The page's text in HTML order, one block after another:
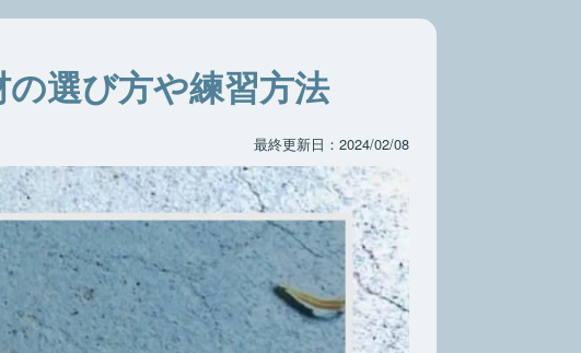
選び方や練習方法
最終更新日：2024/02/08